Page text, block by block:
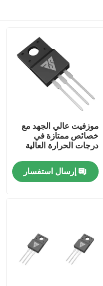
موزفيت عالي الجهد مع
خصائص ممتازة في
درجات الحرارة العالية
إرسال استفسار